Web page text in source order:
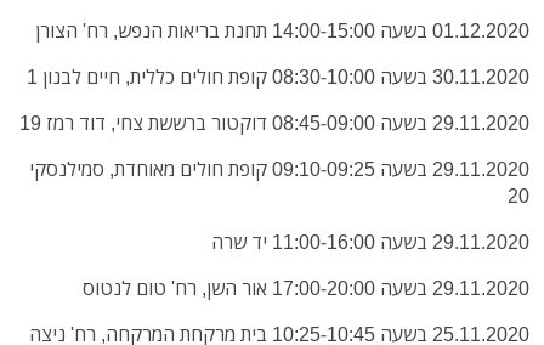
01.12.2020 בשעה 14:00-15:00 תחנת בריאות הנפש, רח' הצורן
30.11.2020 בשעה 08:30-10:00 קופת חולים כללית, חיים לבנון 1
29.11.2020 בשעה 08:45-09:00 דוקטור ברששת צחי, דוד רמז 19
29.11.2020 בשעה 09:10-09:25 קופת חולים מאוחדת, סמילנסקי
20
29.11.2020 בשעה 11:00-16:00 יד שרה
29.11.2020 בשעה 17:00-20:00 אור השן, רח' טום לנטוס
25.11.2020 בשעה 10:25-10:45 בית מרקחת המרקחה, רח' ניצה